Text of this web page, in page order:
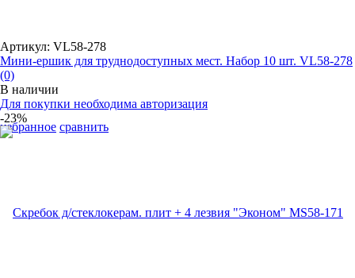
избранное сравнить
Артикул: VL58-278
Мини-ершик для труднодоступных мест. Набор 10 шт. VL58-278
(0)
В наличии
Для покупки необходима авторизация
-23%